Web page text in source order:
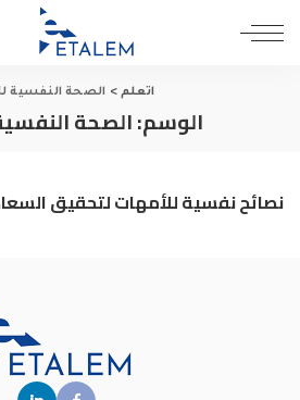
اتعلم> الصحة النفسية
الوسم:الصحة
نصائح نفسية للأمهات لتحقيق